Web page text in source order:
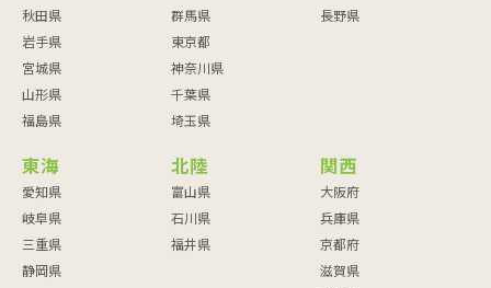
秋田県
岩手県
宮城県
山形県
福島県
群馬県
東京都
神奈川県
千葉県
埼玉県
長野県
東海
愛知県
岐阜県
三重県
静岡県
北陸
富山県
石川県
福井県
関西
大阪府
兵庫県
京都府
滋賀県